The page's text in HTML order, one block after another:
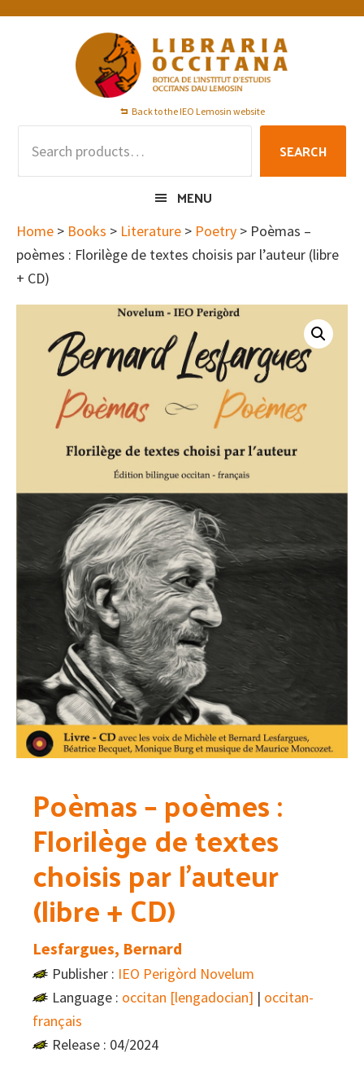
Skip
Skip
Skip
Back to the IEO Lemosin website
SEARCH
MENU
Home > Books > Literature > Poetry > Poèmas –
poèmes : Florilège de textes choisis par l’auteur (libre
+ CD)
Poèmas – poèmes :
Florilège de textes
choisis par l’auteur
(libre + CD)
Lesfargues, Bernard
Publisher : IEO Perigòrd Novelum
Language : occitan [lengadocian] | occitan-
français
Release : 04/2024